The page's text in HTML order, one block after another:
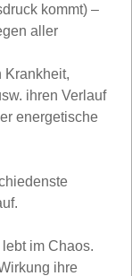
kommt) –
aller
Krankheit,
ihren Verlauf
energetische
im Chaos.
ihre